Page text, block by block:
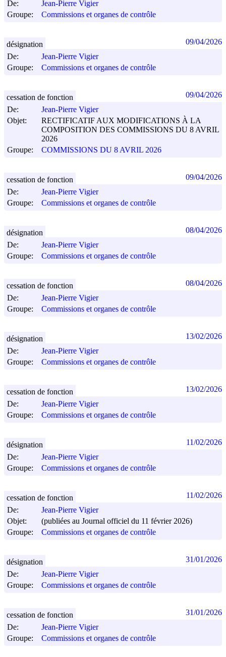
De:
Jean-Pierre Vigier
Groupe:
Commissions et organes de contrôle
De:
Jean-Pierre Vigier
Groupe:
Commissions et organes de contrôle
désignation 09/04/2026
De:
Jean-Pierre Vigier
Objet:
RECTIFICATIF AUX MODIFICATIONS À LA
COMPOSITION DES COMMISSIONS DU 8 AVRIL
2026
Groupe:
COMMISSIONS DU 8 AVRIL 2026
cessation de fonction 09/04/2026
De:
Jean-Pierre Vigier
Groupe:
Commissions et organes de contrôle
cessation de fonction 09/04/2026
De:
Jean-Pierre Vigier
Groupe:
Commissions et organes de contrôle
désignation 08/04/2026
De:
Jean-Pierre Vigier
Groupe:
Commissions et organes de contrôle
cessation de fonction 08/04/2026
De:
Jean-Pierre Vigier
Groupe:
Commissions et organes de contrôle
désignation 13/02/2026
De:
Jean-Pierre Vigier
Groupe:
Commissions et organes de contrôle
cessation de fonction 13/02/2026
De:
Jean-Pierre Vigier
Groupe:
Commissions et organes de contrôle
désignation 11/02/2026
De:
Jean-Pierre Vigier
Objet:
(publiées au Journal officiel du 11 février 2026)
Groupe:
Commissions et organes de contrôle
cessation de fonction 11/02/2026
De:
Jean-Pierre Vigier
Groupe:
Commissions et organes de contrôle
désignation 31/01/2026
De:
Jean-Pierre Vigier
Groupe:
Commissions et organes de contrôle
cessation de fonction 31/01/2026